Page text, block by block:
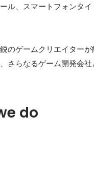
ル、スマートフォンタ
のゲームクリエイター
do